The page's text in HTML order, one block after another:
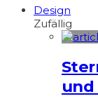
Design
Zufällig
und